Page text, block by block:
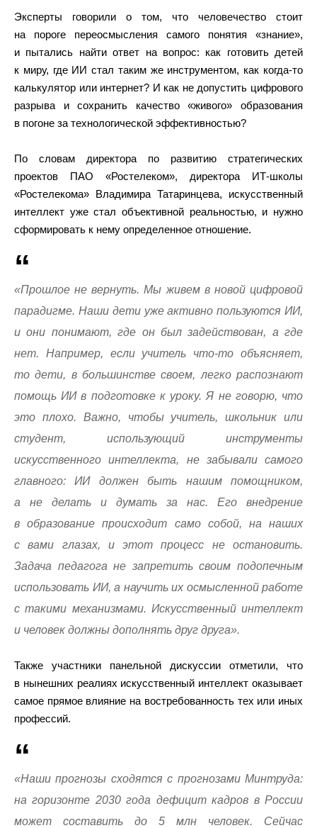
Эксперты говорили о том, что человечество стоит
на пороге переосмысления самого понятия «знание»,
и пытались найти ответ на вопрос: как готовить детей
к миру, где ИИ стал таким же инструментом, как когда-то
калькулятор или интернет? И как не допустить цифрового
разрыва и сохранить качество «живого» образования
в погоне за технологической эффективностью?
По словам директора по развитию стратегических
проектов ПАО «Ростелеком», директора ИТ-школы
«Ростелекома» Владимира Татаринцева, искусственный
интеллект уже стал объективной реальностью, и нужно
сформировать к нему определенное отношение.
«Прошлое не вернуть. Мы живем в новой цифровой
парадигме. Наши дети уже активно пользуются ИИ,
и они понимают, где он был задействован, а где
нет. Например, если учитель что-то объясняет,
то дети, в большинстве своем, легко распознают
помощь ИИ в подготовке к уроку. Я не говорю, что
это плохо. Важно, чтобы учитель, школьник или
студент, использующий инструменты
искусственного интеллекта, не забывали самого
главного: ИИ должен быть нашим помощником,
а не делать и думать за нас. Его внедрение
в образование происходит само собой, на наших
с вами глазах, и этот процесс не остановить.
Задача педагога не запретить своим подопечным
использовать ИИ, а научить их осмысленной работе
с такими механизмами. Искусственный интеллект
и человек должны дополнять друг друга».
Также участники панельной дискуссии отметили, что
в нынешних реалиях искусственный интеллект оказывает
самое прямое влияние на востребованность тех или иных
профессий.
«Наши прогнозы сходятся с прогнозами Минтруда:
на горизонте 2030 года дефицит кадров в России
может составить до 5 млн человек. Сейчас